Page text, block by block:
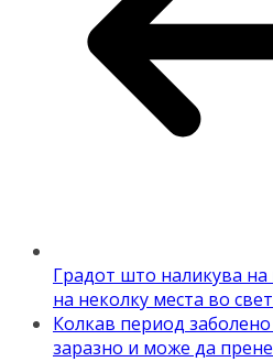
Градот што наликува на
на неколку места во
Колкав период
заразно и може да